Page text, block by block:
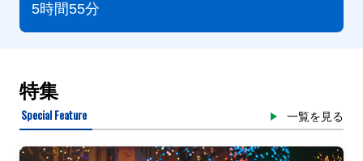
5時間55分
特集
Special Feature 一覧を見る